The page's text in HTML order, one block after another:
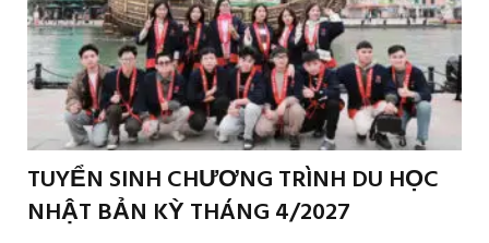
TUYỂN SINH CHƯƠNG TRÌNH DU HỌC
NHẬT BẢN KỲ THÁNG 4/2027